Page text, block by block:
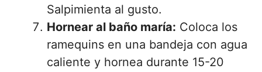
Salpimienta al gusto.
Hornear al baño maría: Coloca los
ramequins en una bandeja con agua
caliente y hornea durante 15-20